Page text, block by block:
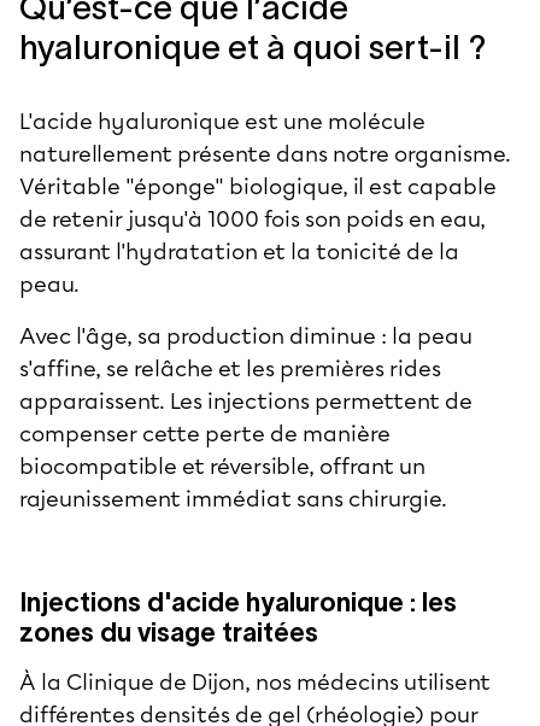
hyaluronique et à quoi sert-il ?
L'acide hyaluronique est une molécule
naturellement présente dans notre organisme.
Véritable "éponge" biologique, il est capable
de retenir jusqu'à 1000 fois son poids en eau,
assurant l'hydratation et la tonicité de la
peau.
Avec l'âge, sa production diminue : la peau
s'affine, se relâche et les premières rides
apparaissent. Les injections permettent de
compenser cette perte de manière
biocompatible et réversible, offrant un
rajeunissement immédiat sans chirurgie.
Injections d'acide hyaluronique : les
zones du visage traitées
À la Clinique de Dijon, nos médecins utilisent
différentes densités de gel (rhéologie) pour